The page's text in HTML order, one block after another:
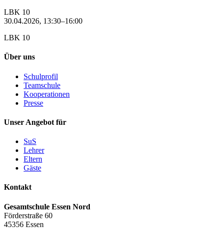
LBK 10
30.04.2026, 13:30–16:00
LBK 10
Über uns
Schulprofil
Teamschule
Kooperationen
Presse
Unser Angebot für
SuS
Lehrer
Eltern
Gäste
Kontakt
Gesamtschule Essen Nord
Förderstraße 60
45356 Essen